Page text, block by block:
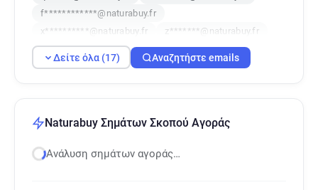
f************@naturabuy.fr
x**********@naturabuy.fr
z*******@naturabuy.fr
f********@naturabuy.fr
i*********@naturabuy.fr
h******@naturabuy.fr
h*********@naturabuy.fr
k********@naturabuy.fr
e********@naturabuy.fr
Δείτε όλα (17) Αναζητήστε emails
Naturabuy Σημάτων Σκοπού Αγοράς
Ανάλυση σημάτων αγοράς…